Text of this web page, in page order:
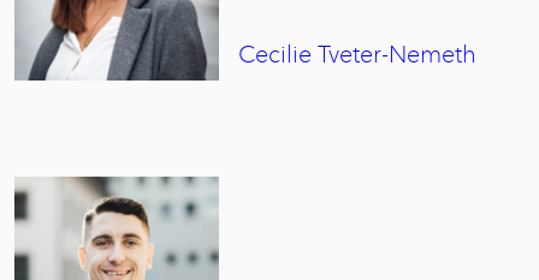
Cecilie Tveter-Nemeth